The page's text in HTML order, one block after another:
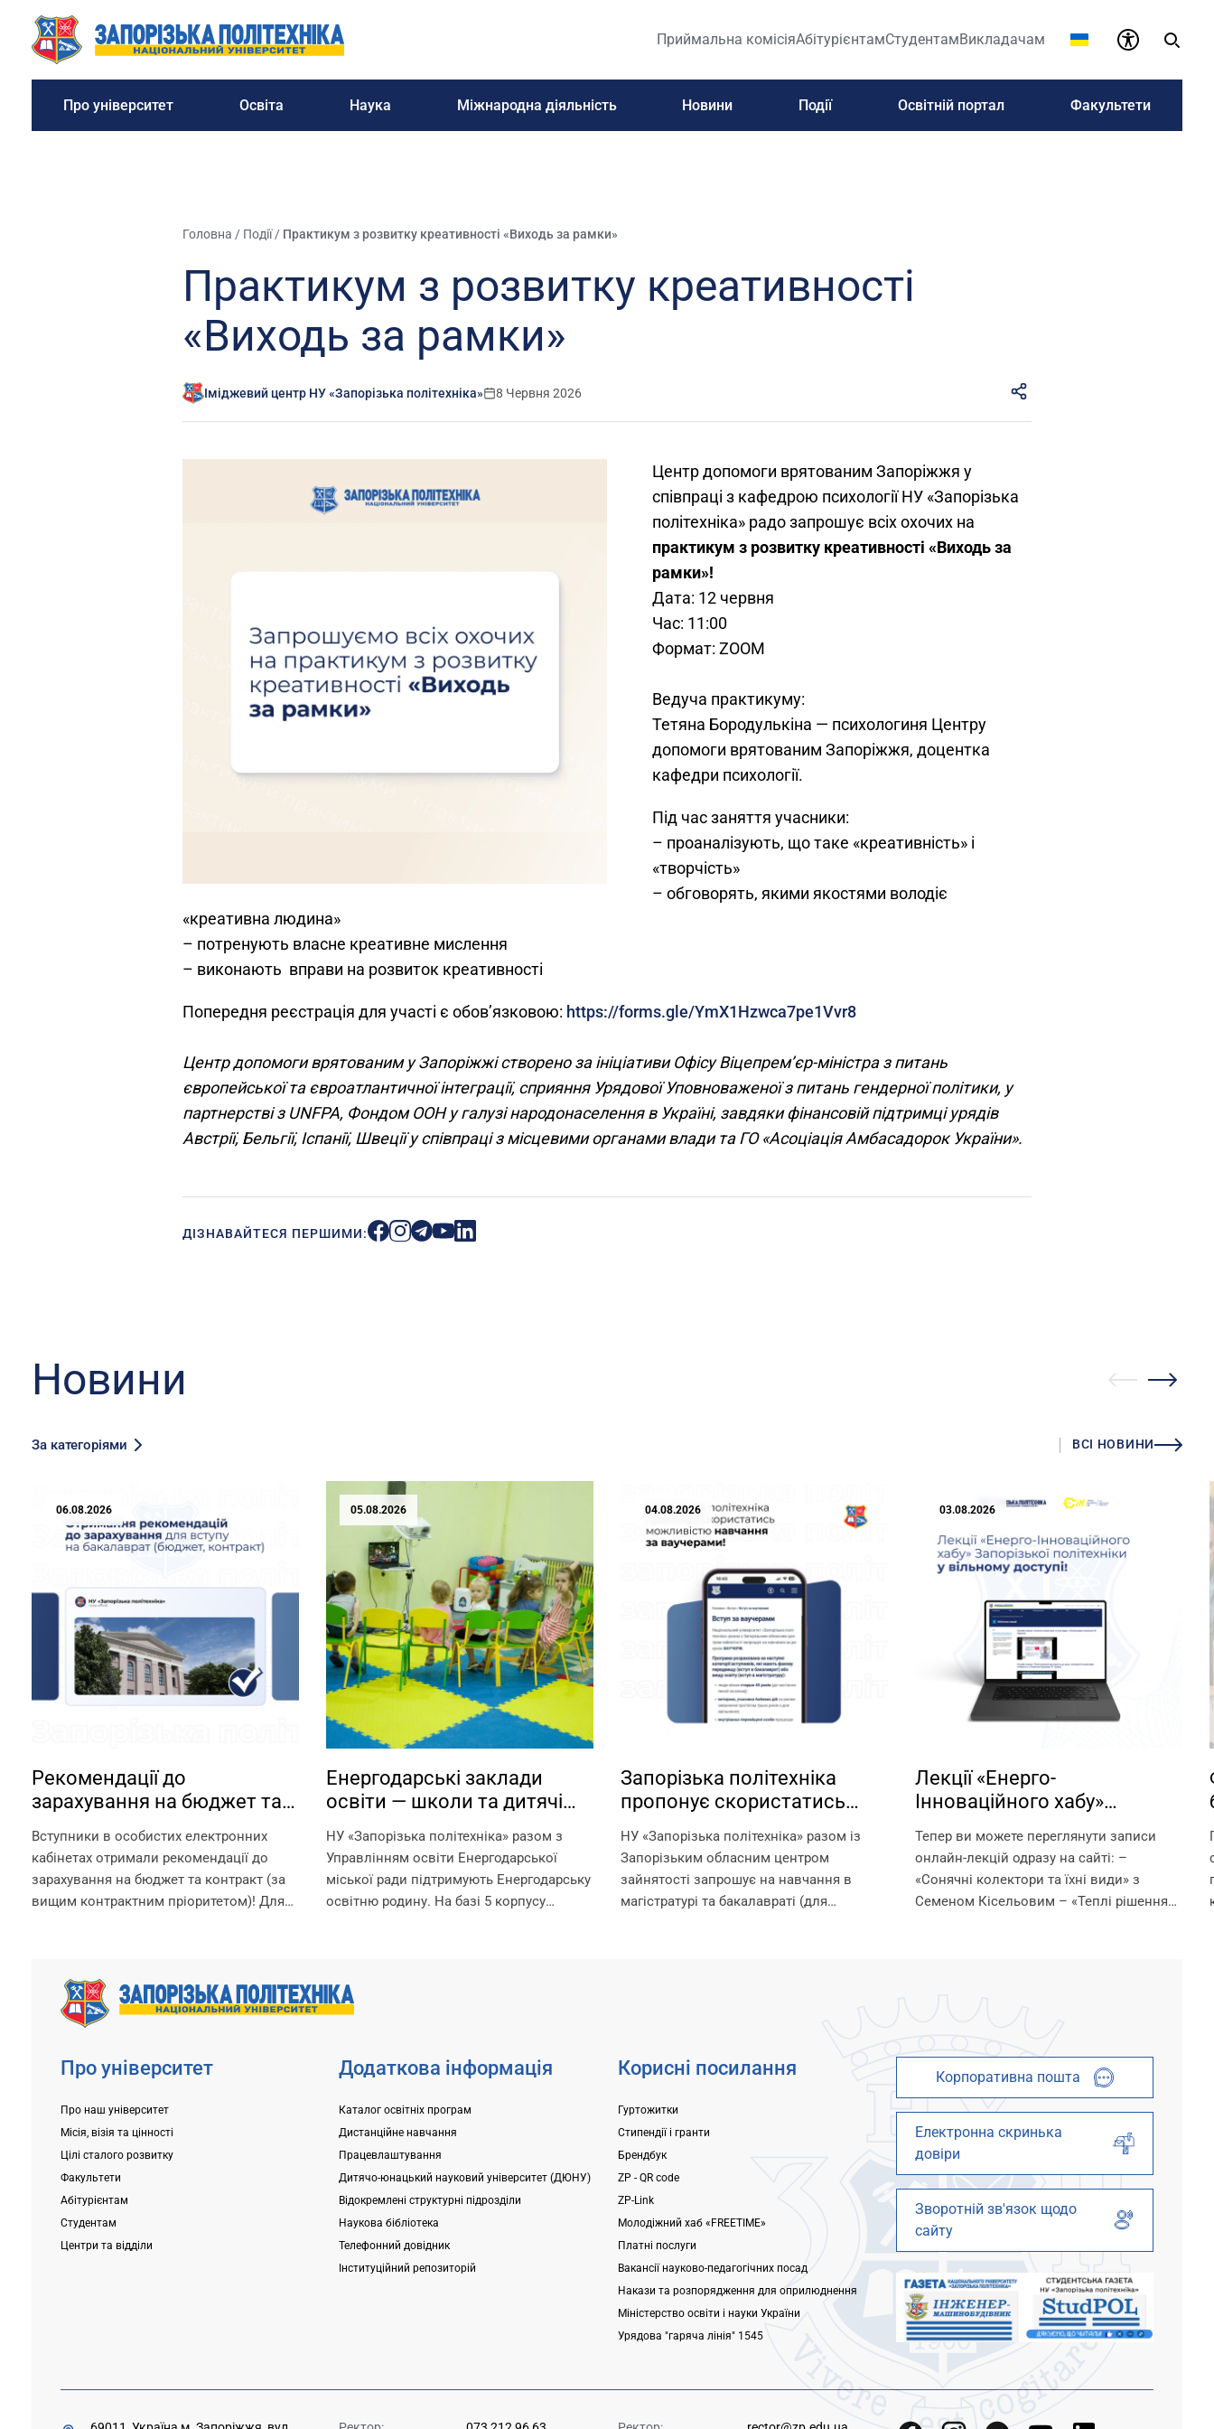
Приймальна комісіяАбітурієнтамСтудентамВикладачам
Про університет Освіта Наука Міжнародна діяльність Новини Події Освітній портал Факультети
Головна / Події/ Практикум з розвитку креативності «Виходь за рамки»
Практикум з розвитку креативності
«Виходь за рамки»
Іміджевий центр НУ «Запорізька політехніка» 8 Червня 2026
Центр допомоги врятованим Запоріжжя у
співпраці з кафедрою психології НУ «Запорізька
політехніка» радо запрошує всіх охочих на
практикум з розвитку креативності «Виходь за
рамки»!
Дата: 12 червня
Час: 11:00
Формат: ZOOM
Ведуча практикуму:
Тетяна Бородулькіна — психологиня Центру
допомоги врятованим Запоріжжя, доцентка
кафедри психології.
Під час заняття учасники:
– проаналізують, що таке «креативність» і
«творчість»
– обговорять, якими якостями володіє
«креативна людина»
– потренують власне креативне мислення
– виконають вправи на розвиток креативності
Попередня реєстрація для участі є обов’язковою: https://forms.gle/YmX1Hzwca7pe1Vvr8
Центр допомоги врятованим у Запоріжжі створено за ініціативи Офісу Віцепрем’єр-міністра з питань
європейської та євроатлантичної інтеграції, сприяння Урядової Уповноваженої з питань гендерної політики, у
партнерстві з UNFPA, Фондом ООН у галузі народонаселення в Україні, завдяки фінансовій підтримці урядів
Австрії, Бельгії, Іспанії, Швеції у співпраці з місцевими органами влади та ГО «Асоціація Амбасадорок України».
ДІЗНАВАЙТЕСЯ ПЕРШИМИ:
Новини
За категоріями ВСІ НОВИНИ
06.08.2026
Рекомендації до
зарахування на бюджет та
контракт
Вступники в особистих електронних
кабінетах отримали рекомендації до
зарахування на бюджет та контракт (за
вищим контрактним пріоритетом)! Для
вибір місце...
05.08.2026
Енергодарські заклади
освіти — школи та дитячі
садки — працюють на базі
Запорізької політехніки!
НУ «Запорізька політехніка» разом з
Управлінням освіти Енергодарської
міської ради підтримують Енергодарську
освітню родину. На базі 5 корпусу
гарантуємо? –...
04.08.2026
Запорізька політехніка
пропонує скористатись
можливістю навчання за
ваучерами!
НУ «Запорізька політехніка» разом із
Запорізьким обласним центром
зайнятості запрошує на навчання в
магістратурі та бакалавраті (для
03.08.2026
Лекції «Енерго-
Інноваційного хабу»
Запорізької політехніки у
вільному доступі!
Тепер ви можете переглянути записи
онлайн-лекцій одразу на сайті: –
«Сонячні колектори та їхні види» з
Семеном Кісельовим – «Теплі рішення
Про університет
Про наш університет
Місія, візія та цінності
Цілі сталого розвитку
Факультети
Абітурієнтам
Студентам
Центри та відділи
Додаткова інформація
Каталог освітніх програм
Дистанційне навчання
Працевлаштування
Дитячо-юнацький науковий університет (ДЮНУ)
Відокремлені структурні підрозділи
Наукова бібліотека
Телефонний довідник
Інституційний репозиторій
Корисні посилання
Гуртожитки
Стипендії і гранти
Брендбук
ZP - QR code
ZP-Link
Молодіжний хаб «FREETIME»
Платні послуги
Вакансії науково-педагогічних посад
Накази та розпорядження для оприлюднення
Міністерство освіти і науки України
Урядова "гаряча лінія" 1545
Корпоративна пошта
Електронна скринька
довіри
Зворотній зв'язок щодо
сайту